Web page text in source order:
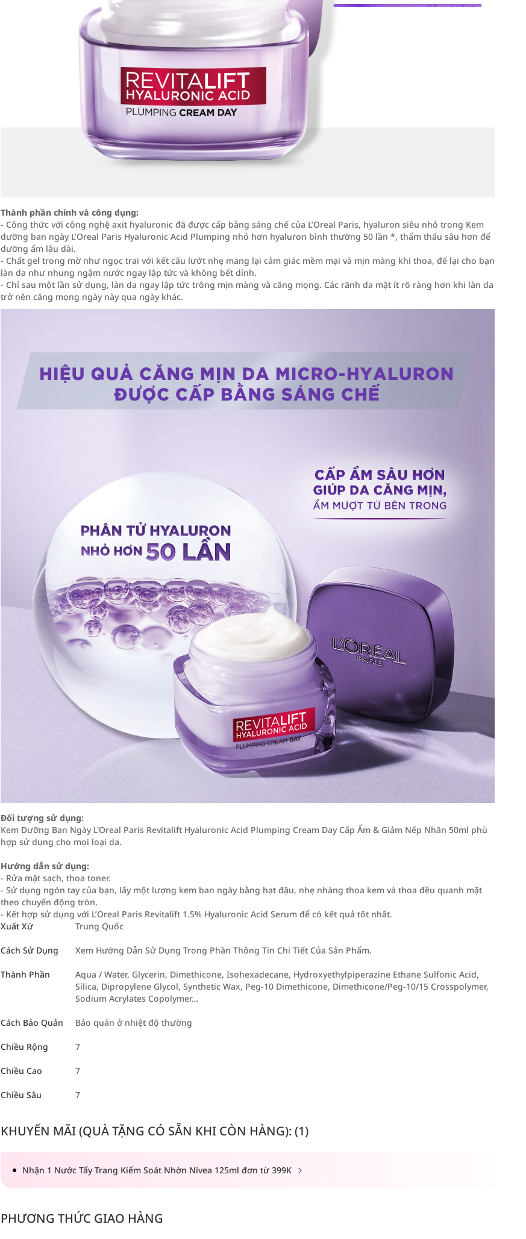
Thành phần chính và công dụng:
- Công thức với công nghệ axit hyaluronic đã được cấp bằng sáng chế của L’Oreal Paris, hyaluron siêu nhỏ trong Kem
dưỡng ban ngày L’Oreal Paris Hyaluronic Acid Plumping nhỏ hơn hyaluron bình thường 50 lần *, thẩm thấu sâu hơn để
dưỡng ẩm lâu dài.
- Chất gel trong mờ như ngọc trai với kết cấu lướt nhẹ mang lại cảm giác mềm mại và mịn màng khi thoa, để lại cho bạn
làn da như nhung ngậm nước ngay lập tức và không bết dính.
- Chỉ sau một lần sử dụng, làn da ngay lập tức trông mịn màng và căng mọng. Các rãnh da mặt ít rõ ràng hơn khi làn da
trở nên căng mọng ngày này qua ngày khác.
Đối tượng sử dụng:
Kem Dưỡng Ban Ngày L'Oreal Paris Revitalift Hyaluronic Acid Plumping Cream Day Cấp Ẩm & Giảm Nếp Nhăn 50ml phù
hợp sử dụng cho mọi loại da.
Hướng dẫn sử dụng:
- Rửa mặt sạch, thoa toner.
- Sử dụng ngón tay của bạn, lấy một lượng kem ban ngày bằng hạt đậu, nhẹ nhàng thoa kem và thoa đều quanh mặt
theo chuyển động tròn.
- Kết hợp sử dụng với L’Oreal Paris Revitalift 1.5% Hyaluronic Acid Serum để có kết quả tốt nhất.
Xuất Xứ
Trung Quốc
Cách Sử Dụng Xem Hướng Dẫn Sử Dụng Trong Phần Thông Tin Chi Tiết Của Sản Phẩm.
Thành Phần
Aqua / Water, Glycerin, Dimethicone, Isohexadecane, Hydroxyethylpiperazine Ethane Sulfonic Acid,
Silica, Dipropylene Glycol, Synthetic Wax, Peg-10 Dimethicone, Dimethicone/Peg-10/15 Crosspolymer,
Sodium Acrylates Copolymer…
Cách Bảo Quản Bảo quản ở nhiệt độ thường
Chiều Rộng 7
Chiều Cao 7
Chiều Sâu 7
KHUYẾN MÃI (QUÀ TẶNG CÓ SẴN KHI CÒN HÀNG): (1)
Nhận 1 Nước Tẩy Trang Kiểm Soát Nhờn Nivea 125ml đơn từ 399K
PHƯƠNG THỨC GIAO HÀNG